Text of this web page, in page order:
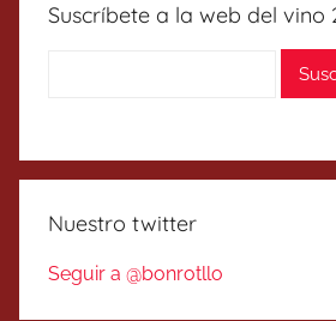
Suscríbete a la web del vino
Nuestro twitter
Seguir a @bonrotllo